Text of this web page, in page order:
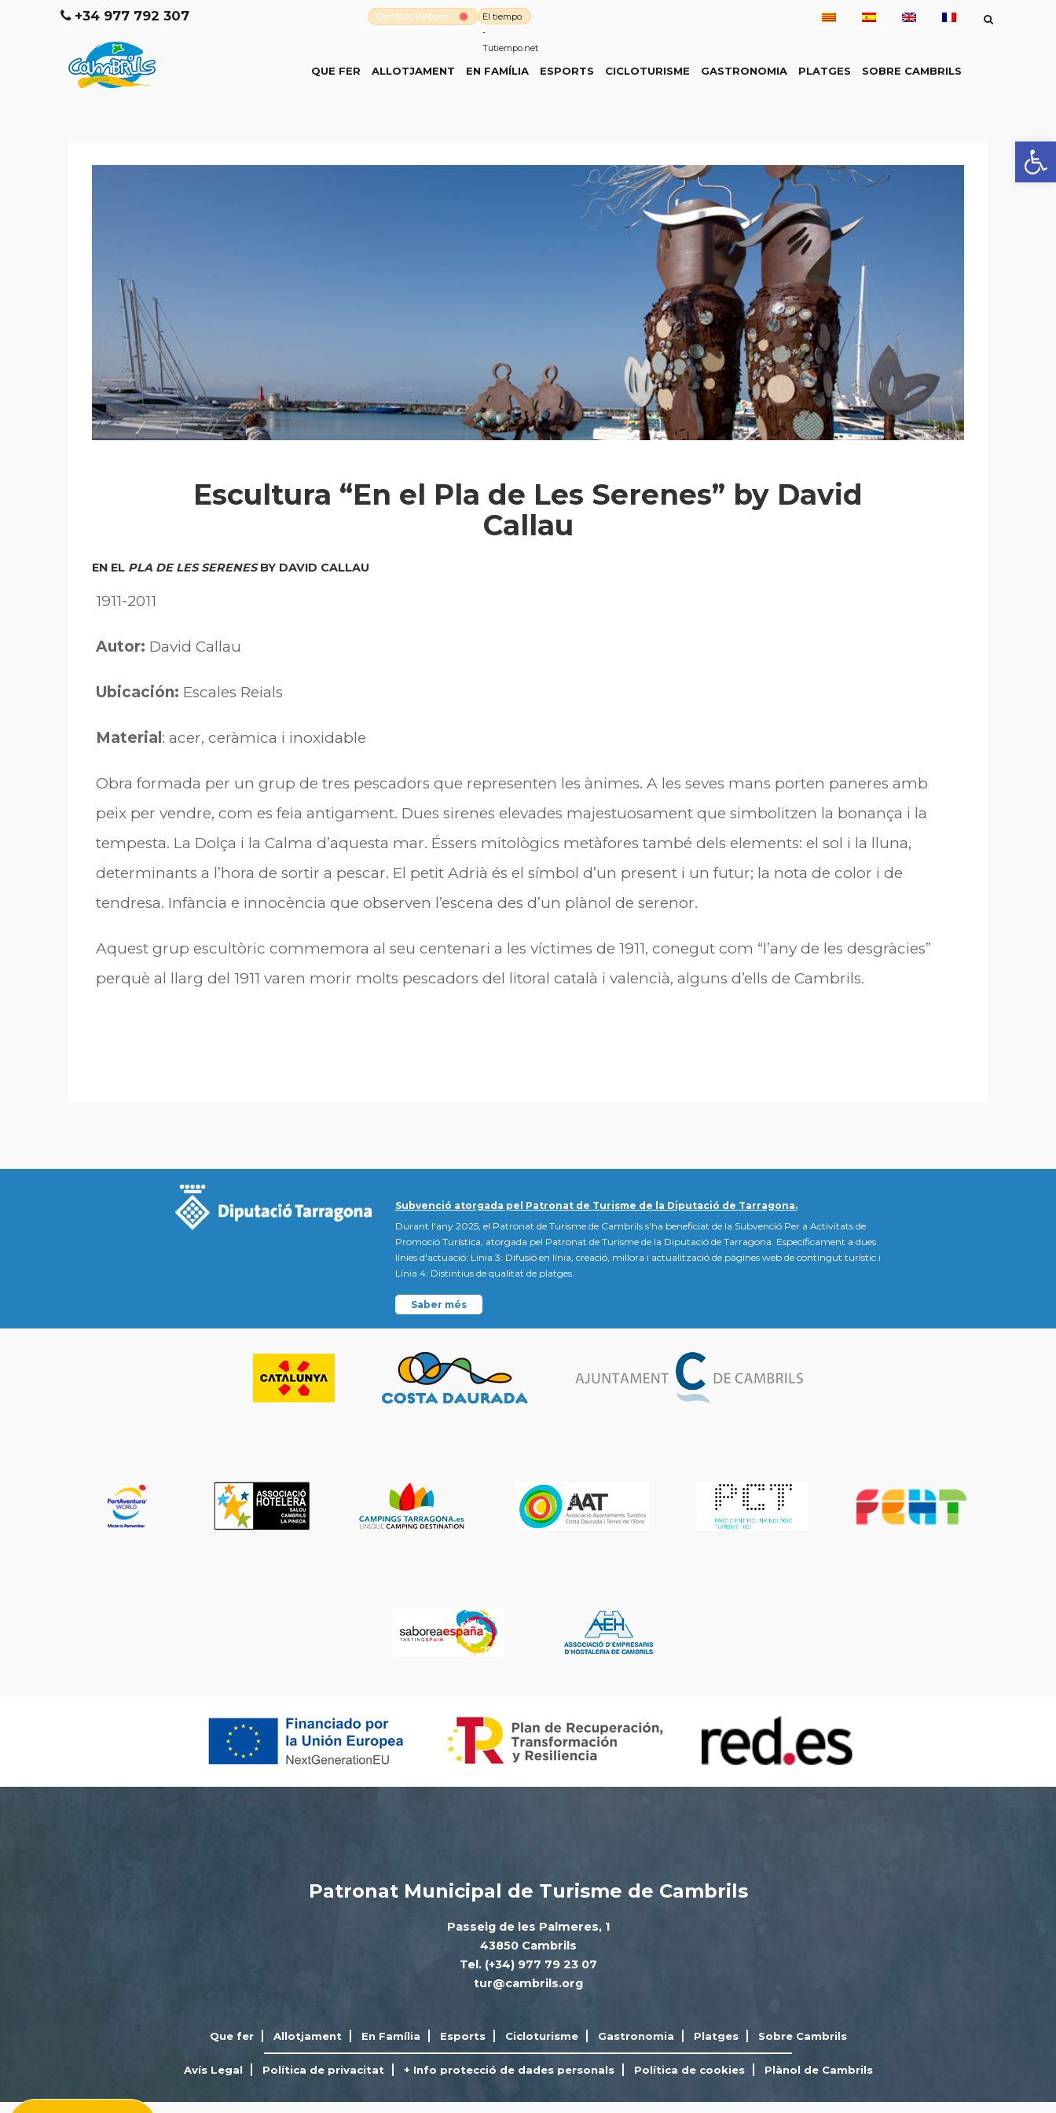
Obre
+34 977 792 307 Cambrils Webcam
El tiempo
-
Tutiempo.net
QUE FER ALLOTJAMENT EN FAMÍLIA ESPORTS CICLOTURISME GASTRONOMIA PLATGES SOBRE CAMBRILS
Escultura “En el Pla de Les Serenes” by David
Callau
EN EL PLA DE LES SERENESBY DAVID CALLAU
1911-2011
Autor: David Callau
Ubicación: Escales Reials
Material : acer, ceràmica i inoxidable
Obra formada per un grup de tres pescadors que representen les ànimes. A les seves mans porten paneres amb
peix per vendre, com es feia antigament. Dues sirenes elevades majestuosament que simbolitzen la bonança i la
tempesta. La Dolça i la Calma d’aquesta mar. Éssers mitològics metàfores també dels elements: el sol i la lluna,
determinants a l’hora de sortir a pescar. El petit Adrià és el símbol d’un present i un futur; la nota de color i de
tendresa. Infància e innocència que observen l’escena des d’un plànol de serenor.
Aquest grup escultòric commemora al seu centenari a les víctimes de 1911, conegut com “l’any de les desgràcies”
perquè al llarg del 1911 varen morir molts pescadors del litoral català i valencià, alguns d’ells de Cambrils.
Subvenció atorgada pel Patronat de Turisme de la Diputació de Tarragona.
Durant l'any 2025, el Patronat de Turisme de Cambrils s'ha beneficiat de la Subvenció Per a Activitats de
Promoció Turística, atorgada pel Patronat de Turisme de la Diputació de Tarragona. Específicament a dues
línies d'actuació: Línia 3: Difusió en línia, creació, millora i actualització de pàgines web de contingut turístic i
Línia 4: Distintius de qualitat de platges.
Saber més
Patronat Municipal de Turisme de Cambrils
Passeig de les Palmeres, 1
43850 Cambrils
Tel. (+34) 977 79 23 07
tur@cambrils.org
Que fer Allotjament En Família Esports Cicloturisme Gastronomia Platges Sobre Cambrils
Avís Legal Política de privacitat + Info protecció de dades personals Política de cookies Plànol de Cambrils